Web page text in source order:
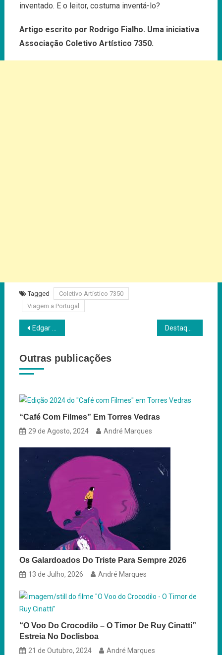
inventado. E o leitor, costuma inventá-lo?
Artigo escrito por Rodrigo Fialho. Uma iniciativa
Associação Coletivo Artístico 7350.
Tagged
Coletivo Artístico 7350
Viagem a Portugal
Navegação
artigos
Edgar Morais envia carta aberta à Academia Portuguesa de Cinema
Outras publicações
“Café Com Filmes” Em Torres Vedras
29 de Agosto, 2024 André Marques
Os Galardoados Do Triste Para Sempre 2026
13 de Julho, 2026 André Marques
“O Voo Do Crocodilo – O Timor De Ruy Cinatti”
Estreia No Doclisboa
21 de Outubro, 2024 André Marques